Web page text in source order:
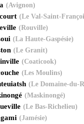
(Avignon)
(Le Val-Saint-
(Rouville)
(La Haute-Gaspésie)
(Le Granit)
(Coaticook)
(Les Moulins)
(Le Domaine-du-
(Maskinongé)
(Le Bas-Richelieu)
(Jamésie)